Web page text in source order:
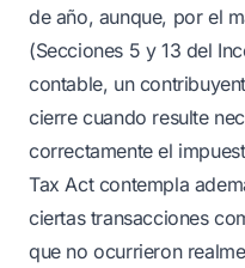
de año, aunque, por el
(Secciones 5 y 13 del
contable, un
cierre cuando resulte
correctamente el
Tax Act contempla
ciertas transacciones
que no ocurrieron